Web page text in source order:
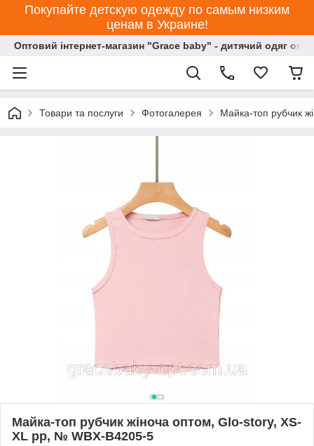
Покупайте детскую одежду по самым низким
ценам в Украине!
Оптовий інтернет-магазин "Grace baby" - дитячий одяг
Товари та послуги Фотогалерея Майка-топ рубчик
Майка-топ рубчик жіноча оптом, Glo-story, XS-
XL pp, № WBX-B4205-5